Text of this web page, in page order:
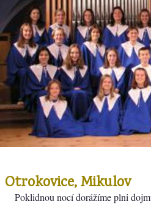
Otrokovice, Mikulov
Poklidnou nocí dorážíme plni